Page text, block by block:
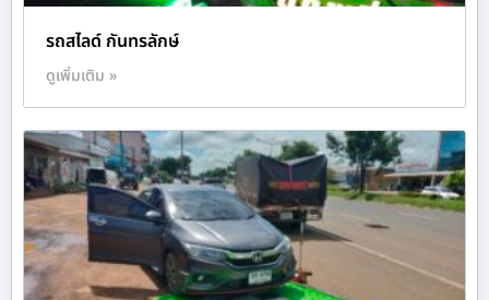
รถสไลด์ กันทรลักษ์
ดูเพิ่มเติม »